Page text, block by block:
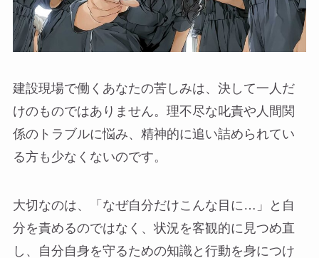
建設現場で働くあなたの苦しみは、決して一人だ
けのものではありません。理不尽な叱責や人間関
係のトラブルに悩み、精神的に追い詰められてい
る方も少なくないのです。
大切なのは、「なぜ自分だけこんな目に…」と自
分を責めるのではなく、状況を客観的に見つめ直
し、自分自身を守るための知識と行動を身につけ